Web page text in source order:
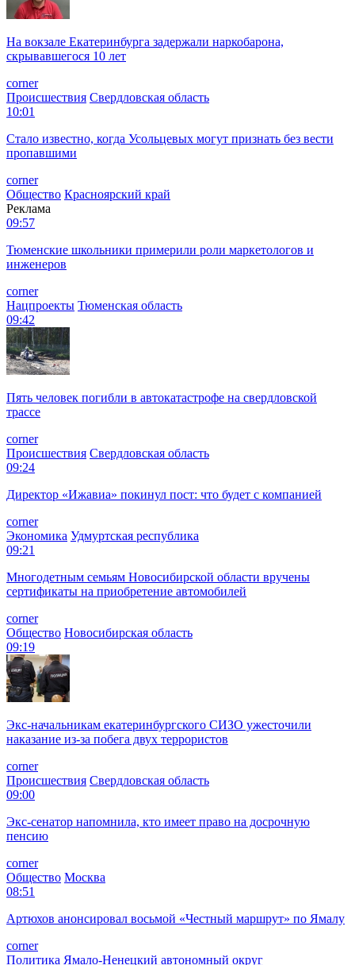
На вокзале Екатеринбурга задержали наркобарона,
скрывавшегося 10 лет
corner
Происшествия Свердловская область
10:01
Стало известно, когда Усольцевых могут признать без вести
пропавшими
corner
Общество Красноярский край
Реклама
09:57
Тюменские школьники примерили роли маркетологов и
инженеров
corner
Нацпроекты Тюменская область
09:42
Пять человек погибли в автокатастрофе на свердловской
трассе
corner
Происшествия Свердловская область
09:24
Директор «Ижавиа» покинул пост: что будет с компанией
corner
Экономика Удмуртская республика
09:21
Многодетным семьям Новосибирской области вручены
сертификаты на приобретение автомобилей
corner
Общество Новосибирская область
09:19
Экс-начальникам екатеринбургского СИЗО ужесточили
наказание из-за побега двух террористов
corner
Происшествия Свердловская область
09:00
Экс-сенатор напомнила, кто имеет право на досрочную
пенсию
corner
Общество Москва
08:51
Артюхов анонсировал восьмой «Честный маршрут» по Ямалу
corner
Политика Ямало-Ненецкий автономный округ